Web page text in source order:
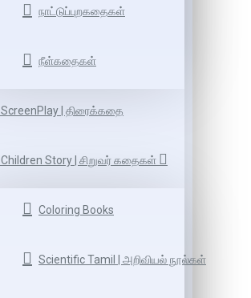
நாட்டுப்புறகதைகள்
நீள்கதைகள்
ScreenPlay | திரைக்கதை
Children Story | சிறுவர் கதைகள்
Coloring Books
Scientific Tamil | அறிவியல் நூல்கள்